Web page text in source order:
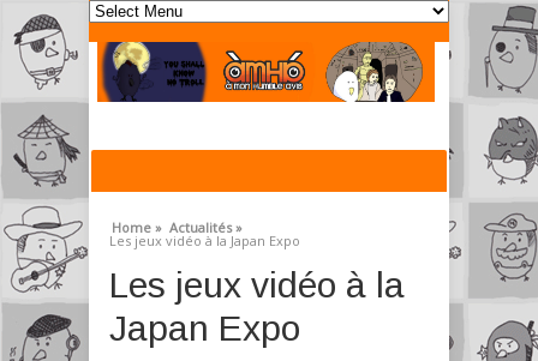
Home » Actualités »
Les jeux vidéo à la Japan Expo
Les jeux vidéo à la
Japan Expo